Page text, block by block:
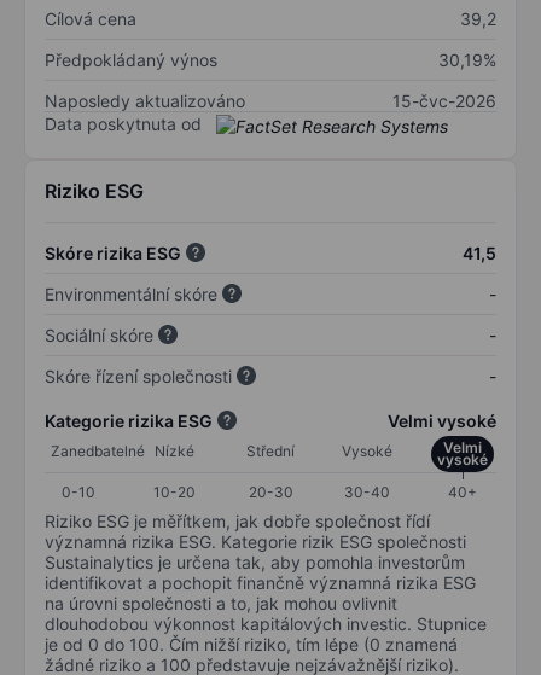
Cílová cena
39,2
Předpokládaný výnos
30,19%
Naposledy aktualizováno
15-čvc-2026
Data poskytnuta od
Riziko ESG
Skóre rizika ESG
41,5
Environmentální skóre
-
Sociální skóre
-
Skóre řízení společnosti
-
Kategorie rizika ESG Velmi vysoké
Zanedbatelné Nízké Střední Vysoké Velmi
vysoké
0-10
10-20 20-30 30-40 40+
Riziko ESG je měřítkem, jak dobře společnost řídí
významná rizika ESG. Kategorie rizik ESG společnosti
Sustainalytics je určena tak, aby pomohla investorům
identifikovat a pochopit finančně významná rizika ESG
na úrovni společnosti a to, jak mohou ovlivnit
dlouhodobou výkonnost kapitálových investic. Stupnice
je od 0 do 100. Čím nižší riziko, tím lépe (0 znamená
žádné riziko a 100 představuje nejzávažnější riziko).